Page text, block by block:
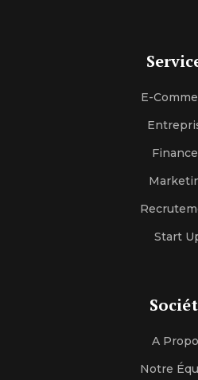
E-
Start
A
Notre